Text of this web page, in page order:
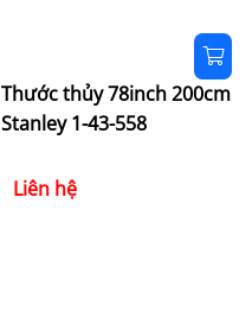
Thước thủy 78inch 200cm
Stanley 1-43-558
Liên hệ